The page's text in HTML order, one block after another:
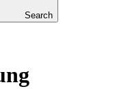
Search